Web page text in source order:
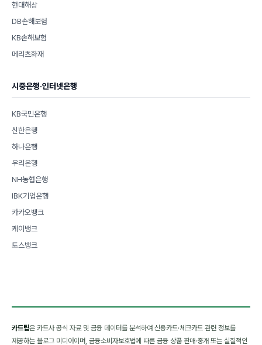
현대해상
DB손해보험
KB손해보험
메리츠화재
시중은행·인터넷은행
KB국민은행
신한은행
하나은행
우리은행
NH농협은행
IBK기업은행
카카오뱅크
케이뱅크
토스뱅크
카드팁은 카드사 공식 자료 및 금융 데이터를 분석하여 신용카드·체크카드 관련 정보를
제공하는 블로그 미디어이며, 금융소비자보호법에 따른 금융 상품 판매·중개 또는 실질적인